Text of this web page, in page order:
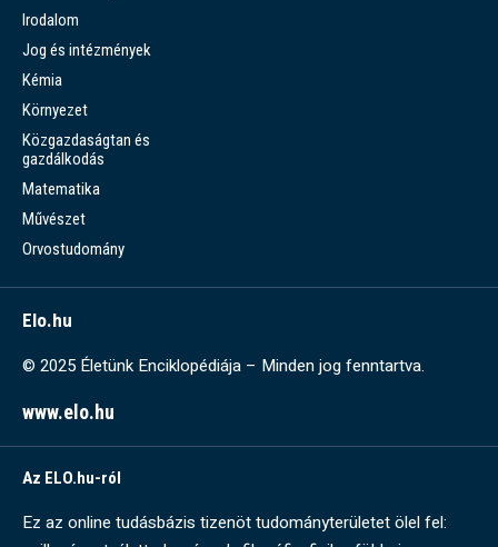
Irodalom
Jog és intézmények
Kémia
Környezet
Közgazdaságtan és
gazdálkodás
Matematika
Művészet
Orvostudomány
Elo.hu
© 2025 Életünk Enciklopédiája – Minden jog fenntartva.
www.elo.hu
Az ELO.hu-ról
Ez az online tudásbázis tizenöt tudományterületet ölel fel: